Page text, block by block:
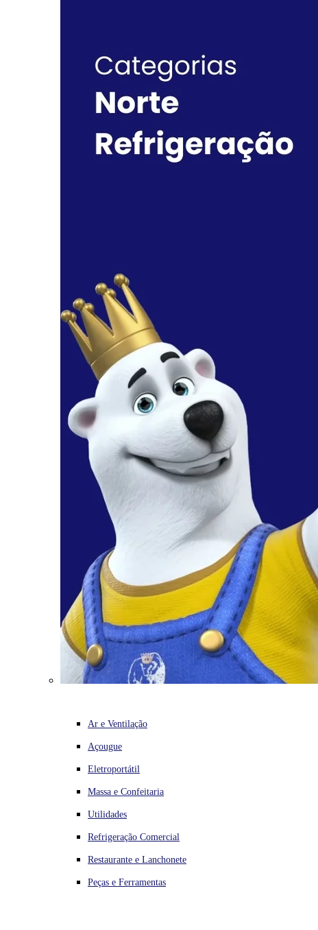
Ar e Ventilação
Açougue
Eletroportátil
Massa e Confeitaria
Utilidades
Refrigeração Comercial
Restaurante e Lanchonete
Peças e Ferramentas